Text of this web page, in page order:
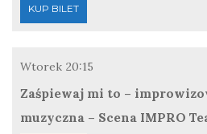
KUP BILET
Zaśpiewaj mi to –
muzyczna – Scena IMPRO
Wtorek 20:15